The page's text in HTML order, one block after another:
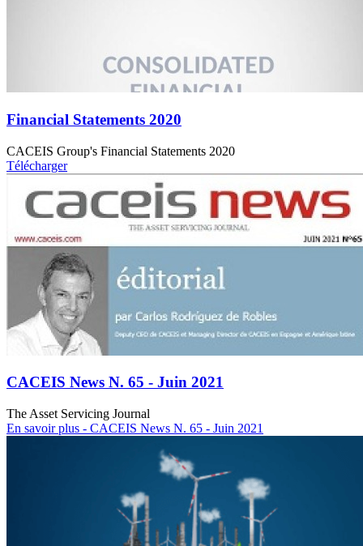
Financial Statements 2020
CACEIS Group's Financial Statements 2020
Télécharger
CACEIS News N. 65 - Juin 2021
The Asset Servicing Journal
En savoir plus - CACEIS News N. 65 - Juin 2021